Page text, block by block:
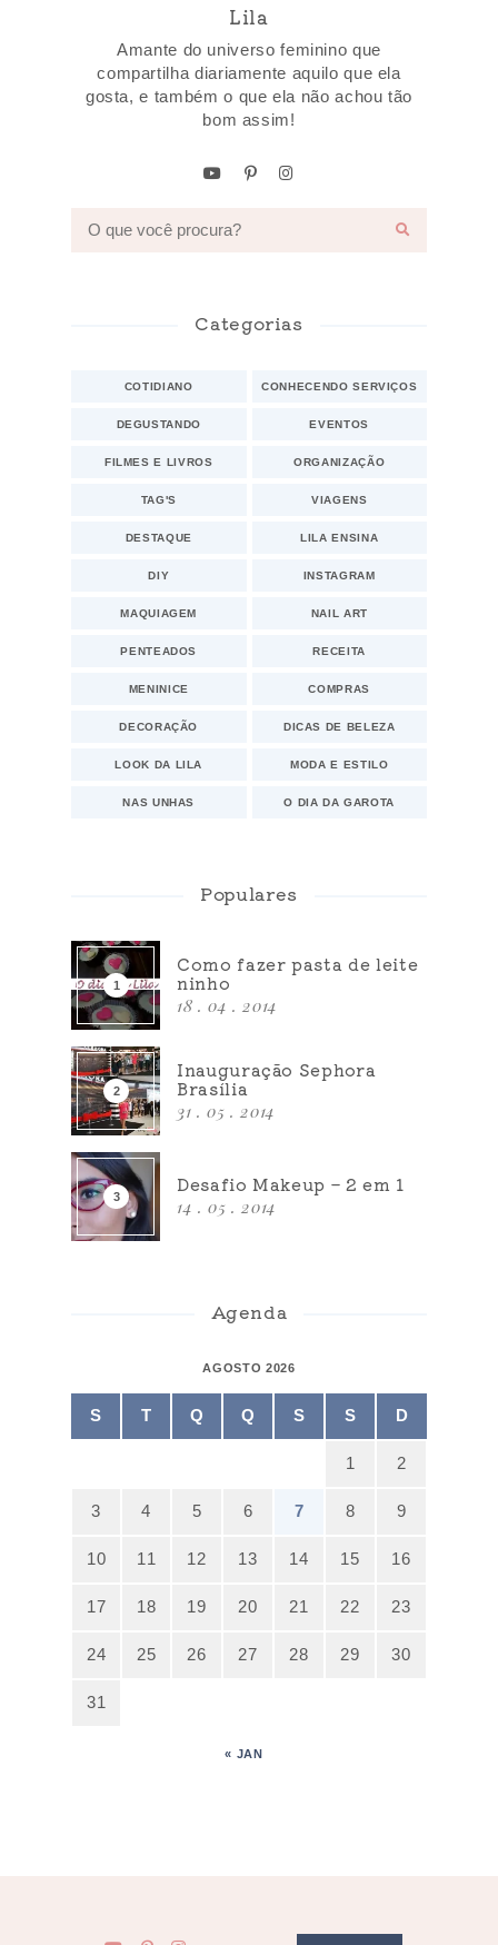
Lila
Amante do universo feminino que
compartilha diariamente aquilo que ela
gosta, e também o que ela não achou tão
bom assim!
Categorias
COTIDIANO CONHECENDO SERVIÇOS
DEGUSTANDO EVENTOS
FILMES E LIVROS ORGANIZAÇÃO
TAG'S VIAGENS
DESTAQUE LILA ENSINA
DIY INSTAGRAM
MAQUIAGEM NAIL ART
PENTEADOS RECEITA
MENINICE COMPRAS
DECORAÇÃO DICAS DE BELEZA
LOOK DA LILA MODA E ESTILO
NAS UNHAS O DIA DA GAROTA
Populares
Como fazer pasta de leite
ninho
18 . 04 . 2014
Inauguração Sephora
Brasília
31 . 05 . 2014
Desafio Makeup – 2 em 1
14 . 05 . 2014
Agenda
AGOSTO 2026
S T Q Q S S D
1 2
3 4 5 6 7 8 9
10 11 12 13 14 15 16
17 18 19 20 21 22 23
24 25 26 27 28 29 30
31
« JAN